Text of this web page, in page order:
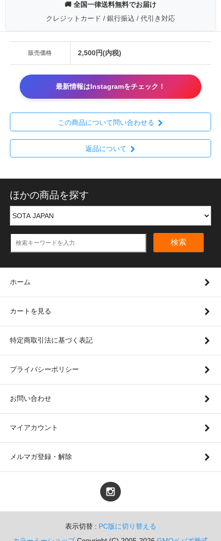
🚚 全国一律送料無料でお届け
クレジットカード / 銀行振込 / 代引き対応
販売価格 2,500円(内税)
最新情報はInstagramをチェック！
この商品について問い合わせる
返品について
ほかの商品を探す
検索
ホーム
カートを見る
特定商取引法に基づく表記
プライバシーポリシー
お問い合わせ
マイアカウント
メルマガ登録・解除
表示切替 : PC版に切り替える